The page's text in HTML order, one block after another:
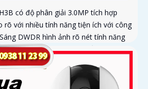
có độ phân giải 3.0MP tích hợp
rõ với nhiều tính năng tiện ích với công
DWDR hình ảnh rõ nét tính năng
phân biệt người và chuyển động
cho giám sát ban đêm sắc nét dù